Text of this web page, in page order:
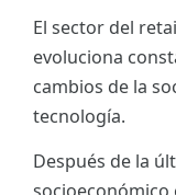
ES
El sector del
evoluciona
cambios de la
tecnología.
Después de la